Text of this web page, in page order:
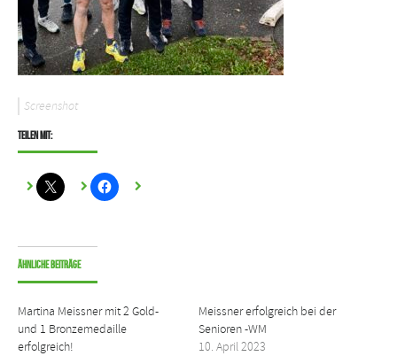
Screenshot
Teilen mit:
Ähnliche Beiträge
Martina Meissner mit 2 Gold-
und 1 Bronzemedaille
erfolgreich!
Meissner erfolgreich bei der
Senioren -WM
10. April 2023